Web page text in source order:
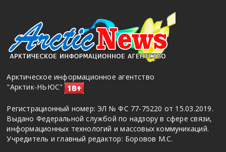
Арктическое информационное агентство
"Арктик-НЬЮС"
Регистрационный номер: ЭЛ № ФС 77-75220 от 15.03.2019.
Выдано Федеральной службой по надзору в сфере связи,
информационных технологий и массовых коммуникаций.
Учредитель и главный редактор: Боровов М.С.